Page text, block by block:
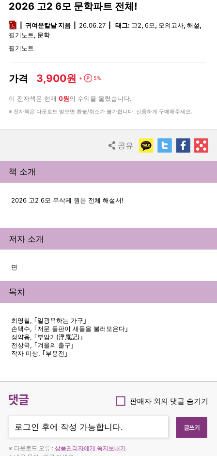
2026 고2 6모 문학파트 전체!
pdf귀여운칼날 지음 26.06.27 태그: 고2, 6모, 모의고사, 해설,
필기노트, 문학
필기노트
가격 3,900원 + Point
5%
이 전자책은 현재 0원의 수익을 올렸습니다.
※ 전자책은 다운로드 받으면 환불/취소가 불가합니다. 신중하게 구매해주세요.
Share
공유 KakaoTalkTwitter
책 소개
2026 고2 6모 무삭제 원본 전체 해설서!
저자 소개
뎐
목차
최영철, ｢일광욕하는 가구｣
손택수, ｢저문 들판이 새들을 불러모은다｣
정약용, ｢부암기(浮庵記)｣
전상국, ｢겨울의 출구｣
작자 미상, ｢부용전｣
댓글 Checkbox
판매자 외의 댓글 숨기기
※ 다운로드 오류 : 상품관리자에게 쪽지보내기